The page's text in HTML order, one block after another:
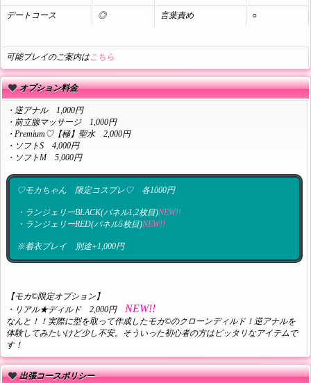
デートコース ◎ 言葉責め ○
可能プレイのご案内はこちら
オプション料金
・逆アナル 1,000円
・前立腺マッサージ 1,000円
・Premium♡【極】聖水 2,000円
・ソフトS 4,000円
・ソフトM 5,000円
♡モカちゃん 限定コスプレ♡ 各1000円
・ランジェリーBLACK(パネル1,2枚目)NEW!!
・ランジェリーRED(パネル5枚目)NEW!!
※着衣プレイ 別途+1,000円
【モカ©限定オプション】
・リアル★ディルド 2,000円 NEW!!
なんと！！実際に型を取って作成したモカ©のクローンディルド！逆アナルを
体験してみたいけど少し不安。そういった初心者の方はピッタリなアイテムで
す！
出張コースポリシー